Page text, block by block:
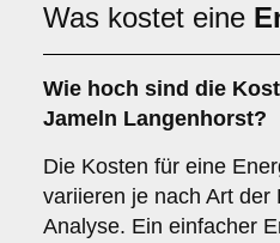
Was kostet eine
Wie hoch sind die
Jameln Langenhorst?
Die Kosten für eine
variieren je nach Art
Analyse. Ein einfacher